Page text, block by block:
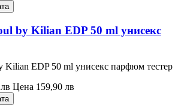
by Kilian EDP 50 ml унисекс
Kilian EDP 50 ml унисекс парфюм тестер
Цена 159,90 лв